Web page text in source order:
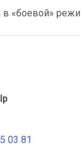
в «боевой»
03 81